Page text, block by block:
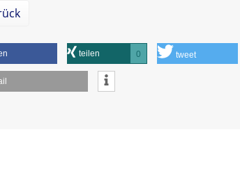
teilen 0 tweet